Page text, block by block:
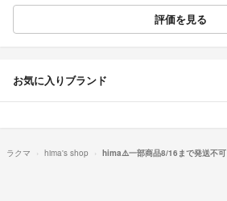
評価を見る
お気に入りブランド
ラクマ hima's shop hima⚠️一部商品8/16まで発送不可